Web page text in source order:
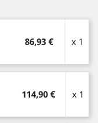
86,93 € x 1
114,90 € x 1